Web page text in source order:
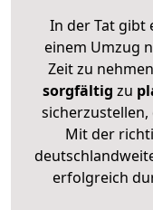
In der Tat gibt
einem Umzug
Zeit zu
sorgfältig zu
Mit der
erfolgreich